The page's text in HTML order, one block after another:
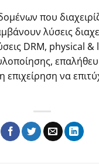
που
λύσεις
DRM, physical
επιχείρηση να